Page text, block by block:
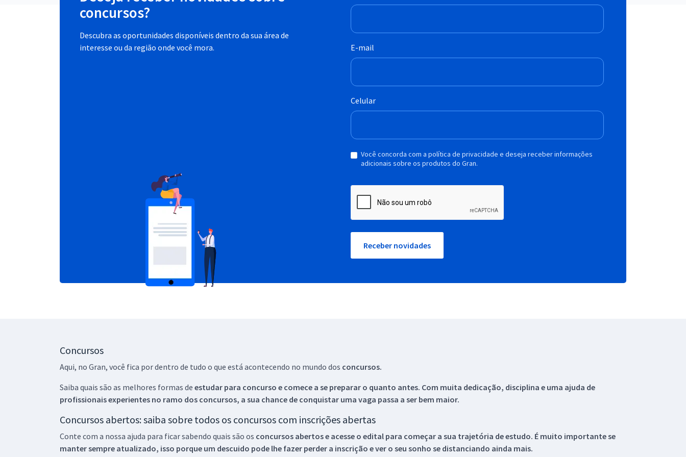
concursos?
Descubra as oportunidades disponíveis dentro da sua área de
interesse ou da região onde você mora.
E-mail
Celular
Você concorda com a política de privacidade e deseja receber informações
adicionais sobre os produtos do Gran.
Receber novidades
Concursos
Aqui, no Gran, você fica por dentro de tudo o que está acontecendo no mundo dos concursos.
Saiba quais são as melhores formas de estudar para concurso e comece a se preparar o quanto antes. Com muita dedicação, disciplina e uma ajuda de
profissionais experientes no ramo dos concursos, a sua chance de conquistar uma vaga passa a ser bem maior.
Concursos abertos: saiba sobre todos os concursos com inscrições abertas
Conte com a nossa ajuda para ficar sabendo quais são os concursos abertos e acesse o edital para começar a sua trajetória de estudo. É muito importante se
manter sempre atualizado, isso porque um descuido pode lhe fazer perder a inscrição e ver o seu sonho se distanciando ainda mais.